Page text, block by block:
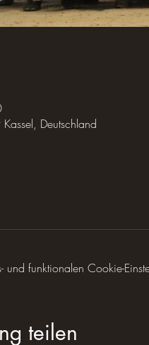
Deutschland
funktionalen Cookie-
teilen